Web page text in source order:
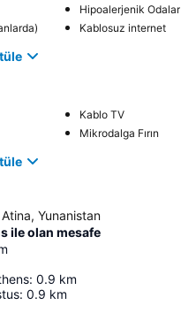
Hipoalerjenik Odalar
Kablosuz internet
Kablo TV
Mikrodalga Fırın
Yunanistan
ile olan mesafe
: 0.9 km
: 0.9 km